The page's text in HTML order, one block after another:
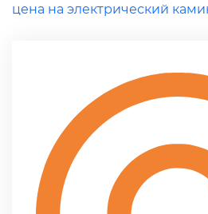
цена на электрический